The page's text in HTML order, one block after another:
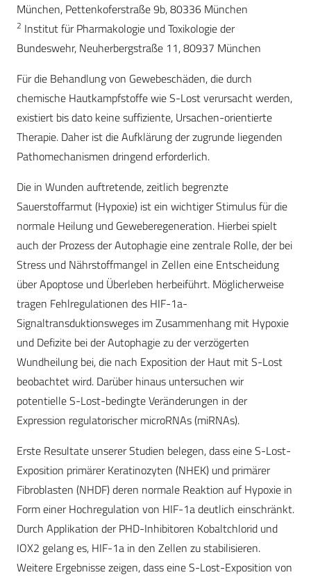
München, Pettenkoferstraße 9b, 80336 München
2 Institut für Pharmakologie und Toxikologie der
Bundeswehr, Neuherbergstraße 11, 80937 München
Für die Behandlung von Gewebeschäden, die durch
chemische Hautkampfstoffe wie S-Lost verursacht werden,
existiert bis dato keine suffiziente, Ursachen-orientierte
Therapie. Daher ist die Aufklärung der zugrunde liegenden
Pathomechanismen dringend erforderlich.
Die in Wunden auftretende, zeitlich begrenzte
Sauerstoffarmut (Hypoxie) ist ein wichtiger Stimulus für die
normale Heilung und Geweberegeneration. Hierbei spielt
auch der Prozess der Autophagie eine zentrale Rolle, der bei
Stress und Nährstoffmangel in Zellen eine Entscheidung
über Apoptose und Überleben herbeiführt. Möglicherweise
tragen Fehlregulationen des HIF-1a-
Signaltransduktionsweges im Zusammenhang mit Hypoxie
und Defizite bei der Autophagie zu der verzögerten
Wundheilung bei, die nach Exposition der Haut mit S-Lost
beobachtet wird. Darüber hinaus untersuchen wir
potentielle S-Lost-bedingte Veränderungen in der
Expression regulatorischer microRNAs (miRNAs).
Erste Resultate unserer Studien belegen, dass eine S-Lost-
Exposition primärer Keratinozyten (NHEK) und primärer
Fibroblasten (NHDF) deren normale Reaktion auf Hypoxie in
Form einer Hochregulation von HIF-1a deutlich einschränkt.
Durch Applikation der PHD-Inhibitoren Kobaltchlorid und
IOX2 gelang es, HIF-1a in den Zellen zu stabilisieren.
Weitere Ergebnisse zeigen, dass eine S-Lost-Exposition von